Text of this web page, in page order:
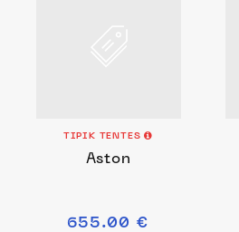
TIPIK TENTES
Aston
655.00 €